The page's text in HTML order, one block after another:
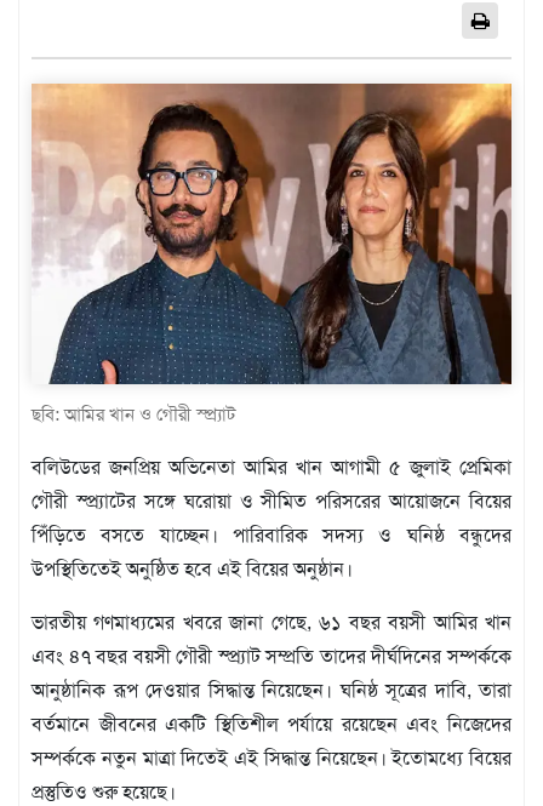
উত্তর
আমেরিকা
দক্ষিণ
আমেরিকা
ওশেনিয়া
এন্টারটিকা
বিনোদন
ভিডিও
তথ্য
প্রযুক্তি
মতামত
শিল্প
আদালত
অর্থনীতি
স্বাস্থ্য
পর্যটন
ছবি: আমির খান ও গৌরী স্প্র্যাট
বলিউডের জনপ্রিয় অভিনেতা আমির খান আগামী ৫ জুলাই প্রেমিকা
গৌরী স্প্র্যাটের সঙ্গে ঘরোয়া ও সীমিত পরিসরের আয়োজনে বিয়ের
পিঁড়িতে বসতে যাচ্ছেন। পারিবারিক সদস্য ও ঘনিষ্ঠ বন্ধুদের
উপস্থিতিতেই অনুষ্ঠিত হবে এই বিয়ের অনুষ্ঠান।
ভারতীয় গণমাধ্যমের খবরে জানা গেছে, ৬১ বছর বয়সী আমির খান
এবং ৪৭ বছর বয়সী গৌরী স্প্র্যাট সম্প্রতি তাদের দীর্ঘদিনের সম্পর্ককে
আনুষ্ঠানিক রূপ দেওয়ার সিদ্ধান্ত নিয়েছেন। ঘনিষ্ঠ সূত্রের দাবি, তারা
বর্তমানে জীবনের একটি স্থিতিশীল পর্যায়ে রয়েছেন এবং নিজেদের
সম্পর্ককে নতুন মাত্রা দিতেই এই সিদ্ধান্ত নিয়েছেন। ইতোমধ্যে বিয়ের
প্রস্তুতিও শুরু হয়েছে।